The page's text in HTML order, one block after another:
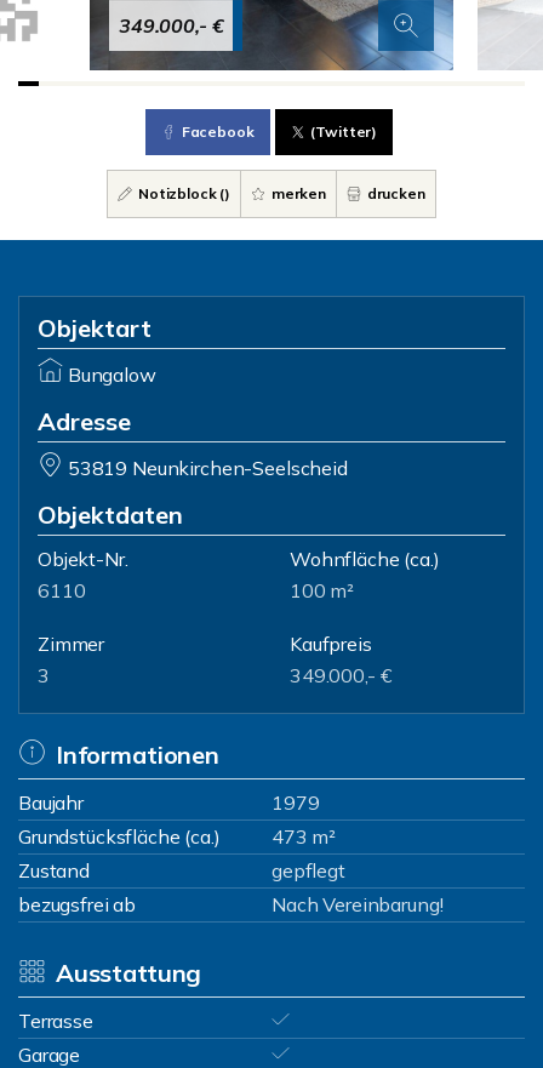
349.000,- €
Facebook (Twitter)
Notizblock () merken drucken
Objektart
Bungalow
Adresse
53819 Neunkirchen-Seelscheid
Objektdaten
Objekt-Nr.
6110
Wohnfläche (ca.)
100 m²
Zimmer
3
Kaufpreis
349.000,- €
Informationen
Baujahr
1979
Grundstücksfläche (ca.)
473 m²
Zustand
gepflegt
bezugsfrei ab
Nach Vereinbarung!
Ausstattung
Terrasse
Garage